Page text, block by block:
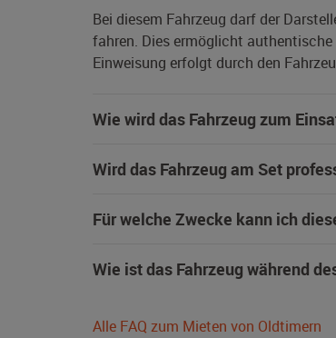
Bei diesem Fahrzeug darf der
fahren. Dies ermöglicht
Einweisung erfolgt durch den
Wie wird das Fahrzeug zum
Wird das Fahrzeug am Set
Für welche Zwecke kann ich
Wie ist das Fahrzeug während
Alle FAQ zum Mieten von Oldtimern